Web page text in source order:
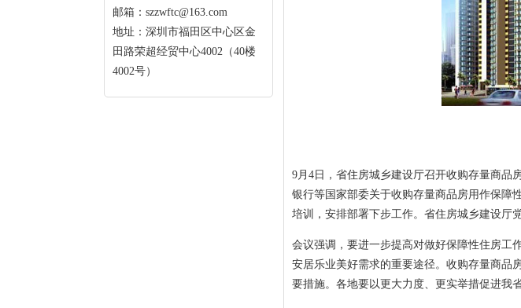
邮箱：szzwftc@163.com
地址：深圳市福田区中心区金
田路荣超经贸中心4002（40楼
4002号）
9月4日，省住房城乡建设厅召开收购存量商品
银行等国家部委关于收购存量商品房用作保障
培训，安排部署下步工作。省住房城乡建设厅
会议强调，要进一步提高对做好保障性住房工
安居乐业美好需求的重要途径。收购存量商品
要措施。各地要以更大力度、更实举措促进我